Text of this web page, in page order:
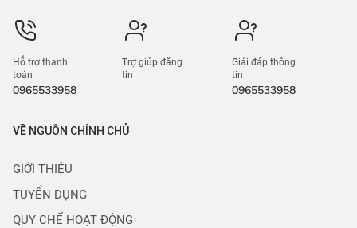
Hỗ trợ thanh
toán
0965533958
Trợ giúp đăng
tin
Giải đáp thông
tin
0965533958
VỀ NGUỒN CHÍNH CHỦ
GIỚI THIỆU
TUYỂN DỤNG
QUY CHẾ HOẠT ĐỘNG